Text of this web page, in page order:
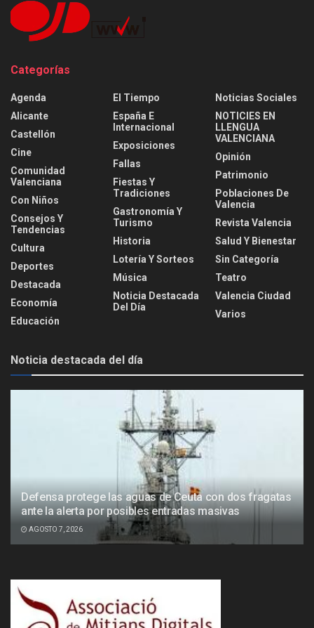
Categorías
Agenda
Alicante
Castellón
Cine
Comunidad
Valenciana
Con Niños
Consejos Y
Tendencias
Cultura
Deportes
Destacada
Economía
Educación
El Tiempo
España E
Internacional
Exposiciones
Fallas
Fiestas Y
Tradiciones
Gastronomía Y
Turismo
Historia
Lotería Y Sorteos
Música
Noticia Destacada
Del Día
Noticias Sociales
NOTICIES EN
LLENGUA
VALENCIANA
Opinión
Patrimonio
Poblaciones De
Valencia
Revista Valencia
Salud Y Bienestar
Sin Categoría
Teatro
Valencia Ciudad
Varios
Noticia destacada del día
Defensa protege las aguas de Ceuta con dos fragatas
ante la alerta por posibles entradas masivas
AGOSTO 7, 2026